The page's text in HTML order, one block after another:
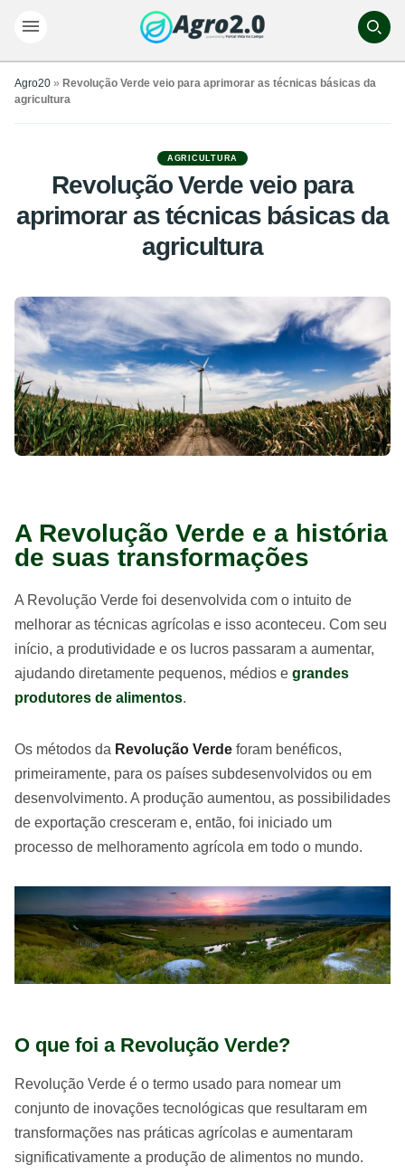
Agro20 » Revolução Verde veio para aprimorar as técnicas básicas da
agricultura
AGRICULTURA
Revolução Verde veio para
aprimorar as técnicas básicas da
agricultura
A Revolução Verde e a história
de suas transformações
A Revolução Verde foi desenvolvida com o intuito de
melhorar as técnicas agrícolas e isso aconteceu. Com seu
início, a produtividade e os lucros passaram a aumentar,
ajudando diretamente pequenos, médios e grandes
produtores de alimentos.
Os métodos da Revolução Verde foram benéficos,
primeiramente, para os países subdesenvolvidos ou em
desenvolvimento. A produção aumentou, as possibilidades
de exportação cresceram e, então, foi iniciado um
processo de melhoramento agrícola em todo o mundo.
O que foi a Revolução Verde?
Revolução Verde é o termo usado para nomear um
conjunto de inovações tecnológicas que resultaram em
transformações nas práticas agrícolas e aumentaram
significativamente a produção de alimentos no mundo.